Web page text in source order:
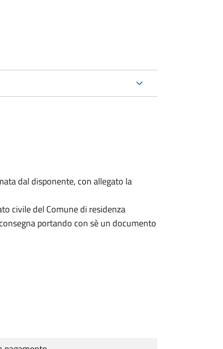
dal disponente, con allegato la
civile del Comune di residenza
portando con sè un documento